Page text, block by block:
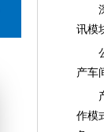
深
讯模
公
产车
产
作模